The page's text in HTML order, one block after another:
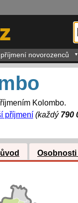
novorozenců
Kolombo.
příjmení (každý 790
Osobnosti